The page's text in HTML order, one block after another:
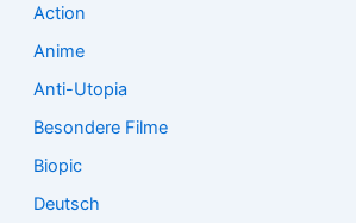
Action
Anime
Anti-Utopia
Besondere Filme
Biopic
Deutsch